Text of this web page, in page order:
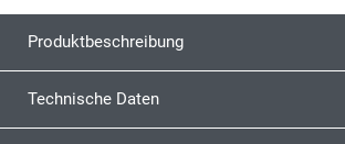
Produktbeschreibung
Technische Daten